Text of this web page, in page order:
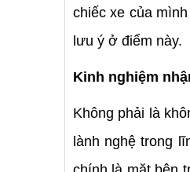
chiếc xe của
lưu ý ở điểm này.
Kinh nghiệm
Không phải là
lành nghệ trong